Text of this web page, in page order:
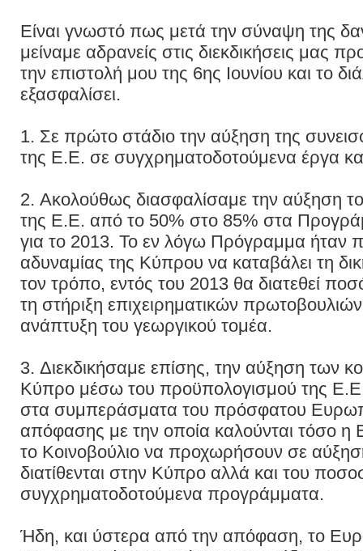
Είναι γνωστό πως μετά την σύναψη της
μείναμε αδρανείς στις διεκδικήσεις
την επιστολή μου της 6ης Ιουνίου και το
εξασφαλίσει.
1. Σε πρώτο στάδιο την αύξηση της
της Ε.Ε. σε συγχρηματοδοτούμενα έργα
2. Ακολούθως διασφαλίσαμε την αύξηση
της Ε.Ε. από το 50% στο 85% στα
για το 2013. Το εν λόγω Πρόγραμμα ήταν
αδυναμίας της Κύπρου να καταβάλει τη
τον τρόπο, εντός του 2013 θα διατεθεί
τη στήριξη επιχειρηματικών
ανάπτυξη του γεωργικού τομέα.
3. Διεκδικήσαμε επίσης, την αύξηση των
Κύπρο μέσω του προϋπολογισμού της Ε.Ε
στα συμπεράσματα του πρόσφατου
απόφασης με την οποία καλούνται τόσο
το Κοινοβούλιο να προχωρήσουν σε
διατίθενται στην Κύπρο αλλά και του
συγχρηματοδοτούμενα προγράμματα.
Ήδη, και ύστερα από την απόφαση, το